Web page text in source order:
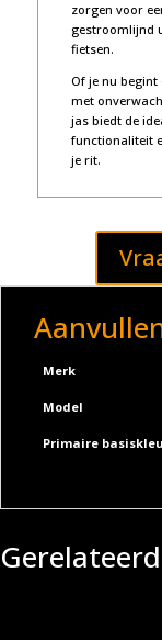
zorgen voor
gestroomlijnd
fietsen.
Of je nu
met
jas biedt de
functionaliteit
je rit.
Merk
Model
Primaire